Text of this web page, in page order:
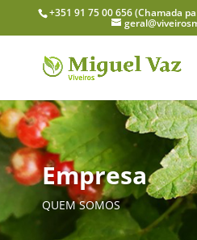
+351 91 75 00 656(Chamada
Empresa
QUEM SOMOS